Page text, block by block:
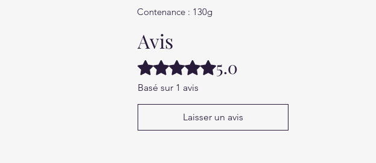
Contenance : 130g
Avis
Noté 5 sur 5. 5.0
Basé sur 1 avis
Laisser un avis